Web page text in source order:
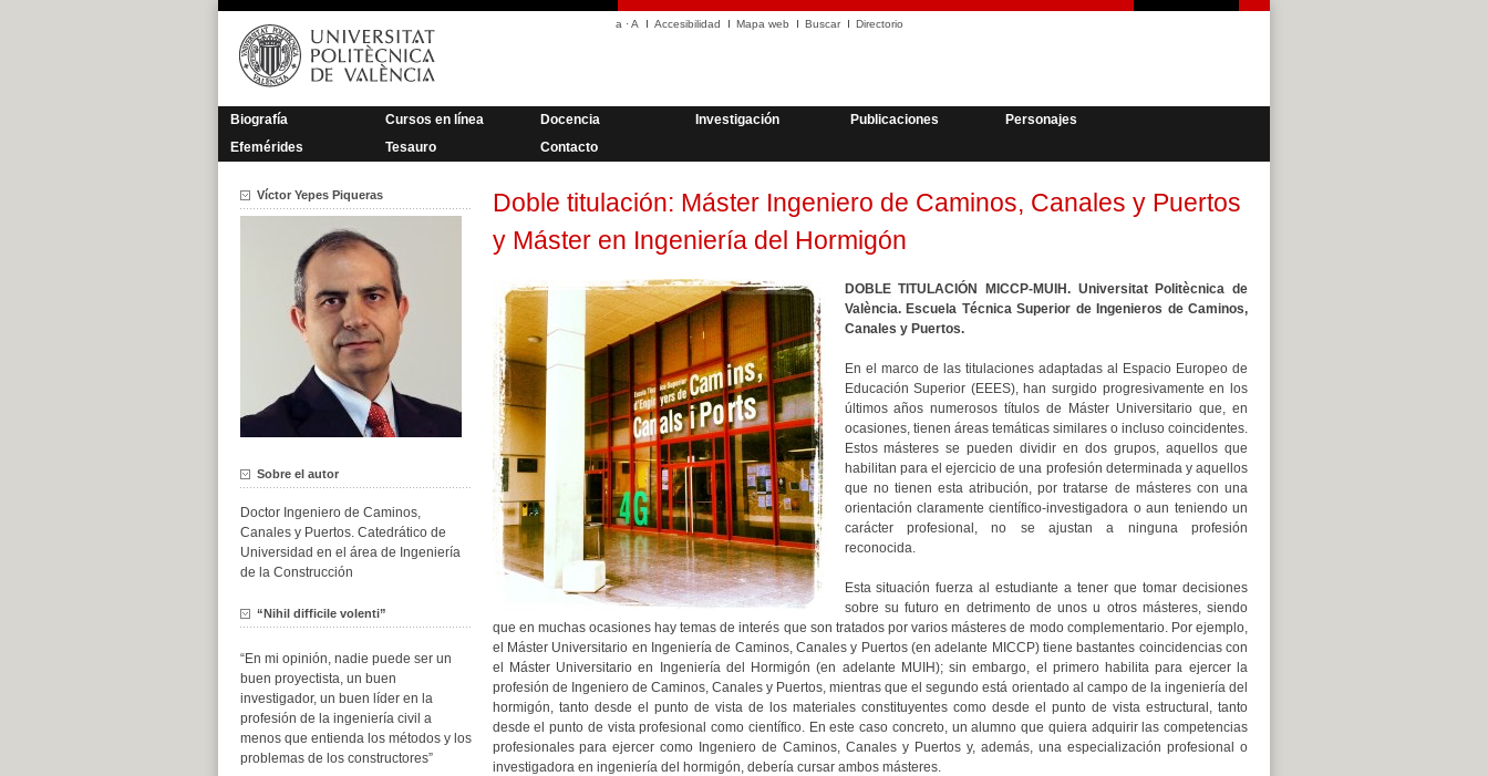
Saltar
contenido
a ·A Accesibilidad Mapa web Buscar Directorio
Biografía Cursos en línea Docencia Investigación Publicaciones
Personajes
Efemérides
Tesauro Contacto
Doble titulación: Máster Ingeniero de Caminos, Canales y Puertos
y Máster en Ingeniería del Hormigón
DOBLE TITULACIÓN MICCP-MUIH. Universitat Politècnica de
València. Escuela Técnica Superior de Ingenieros de Caminos,
Canales y Puertos.
En el marco de las titulaciones adaptadas al Espacio Europeo de
Educación Superior (EEES), han surgido progresivamente en los
últimos años numerosos títulos de Máster Universitario que, en
ocasiones, tienen áreas temáticas similares o incluso coincidentes.
Estos másteres se pueden dividir en dos grupos, aquellos que
habilitan para el ejercicio de una profesión determinada y aquellos
que no tienen esta atribución, por tratarse de másteres con una
orientación claramente científico-investigadora o aun teniendo un
carácter profesional, no se ajustan a ninguna profesión
reconocida.
Esta situación fuerza al estudiante a tener que tomar decisiones
sobre su futuro en detrimento de unos u otros másteres, siendo
que en muchas ocasiones hay temas de interés que son tratados por varios másteres de modo complementario. Por ejemplo,
el Máster Universitario en Ingeniería de Caminos, Canales y Puertos (en adelante MICCP) tiene bastantes coincidencias con
el Máster Universitario en Ingeniería del Hormigón (en adelante MUIH); sin embargo, el primero habilita para ejercer la
profesión de Ingeniero de Caminos, Canales y Puertos, mientras que el segundo está orientado al campo de la ingeniería del
hormigón, tanto desde el punto de vista de los materiales constituyentes como desde el punto de vista estructural, tanto
desde el punto de vista profesional como científico. En este caso concreto, un alumno que quiera adquirir las competencias
profesionales para ejercer como Ingeniero de Caminos, Canales y Puertos y, además, una especialización profesional o
investigadora en ingeniería del hormigón, debería cursar ambos másteres.
Víctor Yepes Piqueras
Sobre el autor
Doctor Ingeniero de Caminos,
Canales y Puertos. Catedrático de
Universidad en el área de Ingeniería
de la Construcción
“Nihil difficile volenti”
“En mi opinión, nadie puede ser un
buen proyectista, un buen
investigador, un buen líder en la
profesión de la ingeniería civil a
menos que entienda los métodos y los
problemas de los constructores”